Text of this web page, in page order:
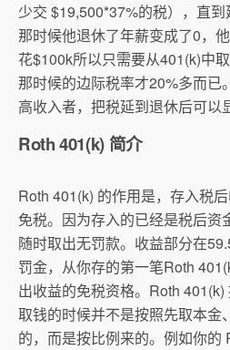
少交 $19,500*37%的税），直
那时候他退休了年薪变成了0，
花$100k所以只需要从401(k)中
那时候的边际税率才20%多而已
高收入者，把税延到退休后可以
Roth 401(k) 简介
Roth 401(k) 的作用是，存入税
免税。因为存入的已经是税后资
随时取出无罚款。收益部分在
罚金，从你存的第一笔Roth
出收益的免税资格。Roth 401(k)
取钱的时候并不是按照先取本金
的，而是按比例来的。例如你的